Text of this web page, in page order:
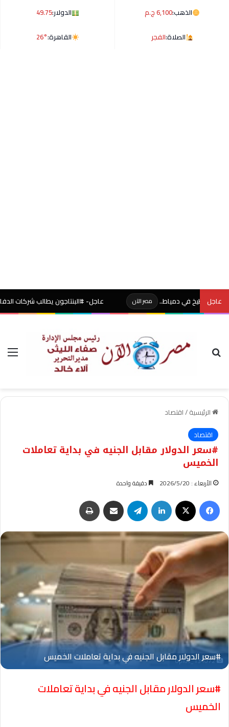
الذهب:6,100 ج.م الدولار:49.75
الصلاة:الفجر القاهرة:26°
عاجل مصر الآن عاجل- #البنتاجون يطالب شركات الدفاع
بحث عن
الرئيسية/اقتصاد
اقتصاد
#سعر الدولار مقابل الجنيه في بداية تعاملات
الخميس
الأربعاء : 2026/5/20 دقيقة واحدة
فيسبوك لينكدإن تيلقرام مشاركة عبر البريد
Oplus_131072
#سعر الدولار مقابل الجنيه في بداية تعاملات
الخميس